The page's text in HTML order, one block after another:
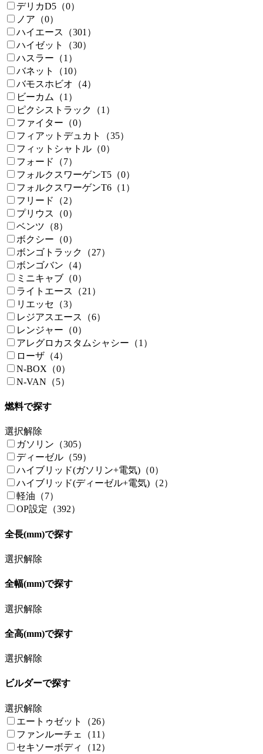
デリカD5（0）
ノア（0）
ハイエース（301）
ハイゼット（30）
ハスラー（1）
バネット（10）
バモスホビオ（4）
ビーカム（1）
ピクシストラック（1）
ファイター（0）
フィアットデュカト（35）
フィットシャトル（0）
フォード（7）
フォルクスワーゲンT5（0）
フォルクスワーゲンT6（1）
フリード（2）
プリウス（0）
ベンツ（8）
ボクシー（0）
ボンゴトラック（27）
ボンゴバン（4）
ミニキャブ（0）
ライトエース（21）
リエッセ（3）
レジアスエース（6）
レンジャー（0）
アレグロカスタムシャシー（1）
ローザ（4）
N-BOX（0）
N-VAN（5）
燃料で探す
選択解除
ガソリン（305）
ディーゼル（59）
ハイブリッド(ガソリン+電気)（0）
ハイブリッド(ディーゼル+電気)（2）
軽油（7）
OP設定（392）
全長(mm)で探す
選択解除
全幅(mm)で探す
選択解除
全高(mm)で探す
選択解除
ビルダーで探す
選択解除
エートゥゼット（26）
ファンルーチェ（11）
セキソーボディ（12）